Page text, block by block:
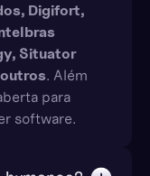
Digifort,
Situator
. Além
para
software.